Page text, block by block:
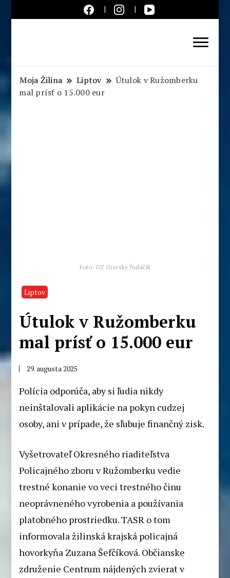
Slovensko
Moja Žilina Liptov
Útulok v Ružomberku
mal prísť o 15.000 eur
Foto: OZ Oravský Ňufáčik
Liptov
Útulok v Ružomberku
mal prísť o 15.000 eur
29. augusta 2025
Polícia odporúča, aby si ľudia nikdy
neinštalovali aplikácie na pokyn cudzej
osoby, ani v prípade, že sľubuje finančný zisk.
Vyšetrovateľ Okresného riaditeľstva
Policajného zboru v Ružomberku vedie
trestné konanie vo veci trestného činu
neoprávneného vyrobenia a používania
platobného prostriedku. TASR o tom
informovala žilinská krajská policajná
hovorkyňa Zuzana Šefčíková. Občianske
združenie Centrum nájdených zvierat v